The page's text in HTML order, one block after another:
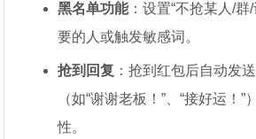
黑名单功能：设置“不抢某人/群
要的人或触发敏感词。
抢到回复 ：抢到红包后自动发
（如“谢谢老板！”、“接好运！
性。